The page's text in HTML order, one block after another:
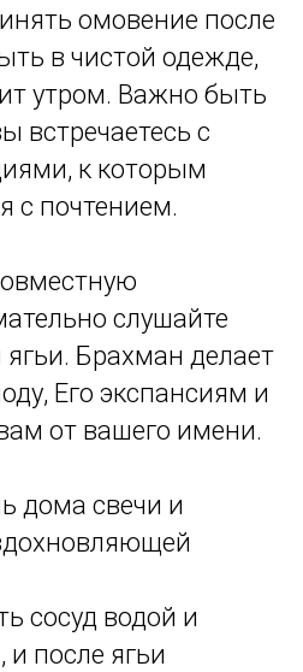
омовение после
в чистой одежде,
утром. Важно быть
встречаетесь с
к которым
с почтением.
слушайте
Брахман делает
Его экспансиям и
от вашего имени.
дома свечи и
сосуд водой и
после ягьи